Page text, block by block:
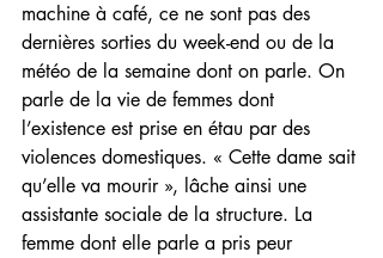
machine à café, ce ne sont pas des
dernières sorties du week-end ou de la
météo de la semaine dont on parle. On
parle de la vie de femmes dont
l’existence est prise en étau par des
violences domestiques. « Cette dame sait
qu’elle va mourir », lâche ainsi une
assistante sociale de la structure. La
femme dont elle parle a pris peur